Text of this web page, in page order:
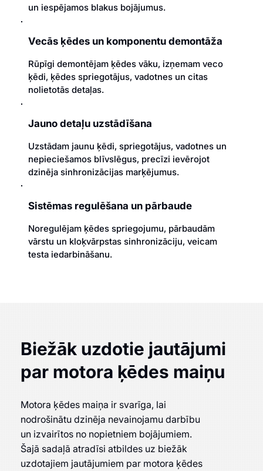
un iespējamos blakus bojājumus.
Vecās ķēdes un komponentu demontāža
Rūpīgi demontējam ķēdes vāku, izņemam veco
ķēdi, ķēdes spriegotājus, vadotnes un citas
nolietotās detaļas.
Jauno detaļu uzstādīšana
Uzstādam jaunu ķēdi, spriegotājus, vadotnes un
nepieciešamos blīvslēgus, precīzi ievērojot
dzinēja sinhronizācijas marķējumus.
Sistēmas regulēšana un pārbaude
Noregulējam ķēdes spriegojumu, pārbaudām
vārstu un kloķvārpstas sinhronizāciju, veicam
testa iedarbināšanu.
Biežāk uzdotie jautājumi
par motora ķēdes maiņu
Motora ķēdes maiņa ir svarīga, lai
nodrošinātu dzinēja nevainojamu darbību
un izvairītos no nopietniem bojājumiem.
Šajā sadaļā atradīsi atbildes uz biežāk
uzdotajiem jautājumiem par motora ķēdes